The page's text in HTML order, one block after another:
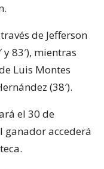
de Jefferson
y 83′), mientras
Luis Montes
(38′).
el 30 de
ganador accederá